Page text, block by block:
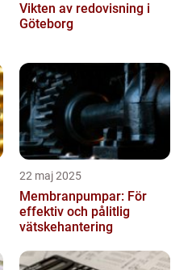
Vikten av redovisning i
Göteborg
22 maj 2025
Membranpumpar: För
effektiv och pålitlig
vätskehantering